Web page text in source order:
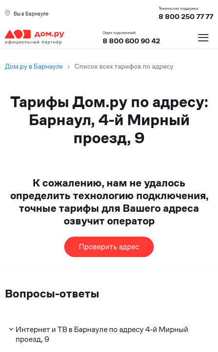
Вы в Барнауле
Техническая поддержка:
8 800 250 77 77
Отдел подключений:
8 800 600 90 42 ≡
Дом.ру в Барнауле › Список всех тарифов по адресу
Тарифы Дом.ру по адресу:
Барнаул, 4-й Мирный
проезд, 9
К сожалению, нам не удалось
определить технологию подключения,
точные тарифы для Вашего адреса
озвучит оператор
Проверить адрес
Вопросы-ответы
Интернет и ТВ в Барнауле по адресу 4-й Мирный
проезд, 9